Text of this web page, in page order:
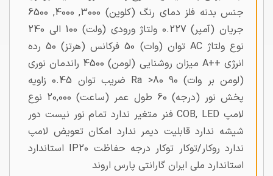
جنس بدنه فلز دمای رنگ (کلوین) 3000, 4000, 6500
جریان (آمپر) 0.227 ولتاژ ورودی (ولت) 100 الی 240
نوع ولتاژ AC توان (وات) 50 فرکانس (هرتز) 50 رده
انرژی ++A میزان روشنایی (لومن) 4500 راندمان نوری
(لومن بر وات) 90 Ra >80 ضریب توان 0.45 زاویه
پخش نور (درجه) 60 طول عمر (ساعت) 20,000 نوع
لامپ COB, LED فنر متغیر ندارد تمام نور نیست دور
شیشه ندارد قابلیت دیمر ندارد امکان تعویض لامپ
ندارد روکار/توکار توکار درجه حفاظت IP20 استاندارد
استاندارد ملی ایران گارانتی پارس اروند